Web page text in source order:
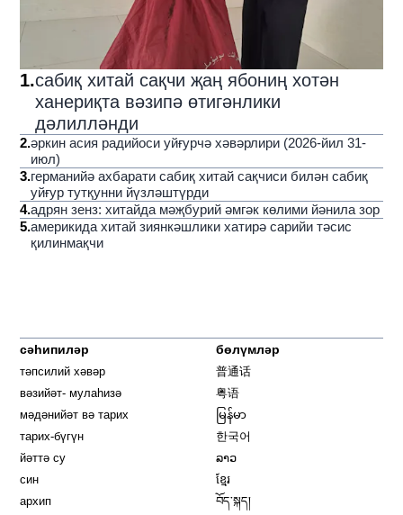
1.сабиқ хитай сақчи җаң ябониң хотән
ханериқта вәзипә өтигәнлики
дәлилләнди
2.әркин асия радийоси уйғурчә хәвәрлири (2026-йил 31-
июл)
3.германийә ахбарати сабиқ хитай сақчиси билән сабиқ
уйғур тутқунни йүзләштүрди
4.адрян зенз: хитайда мәҗбурий әмгәк көлими йәнила зор
5.америкида хитай зиянкәшлики хатирә сарийи тәсис
қилинмақчи
сәһипиләр
тәпсилий хәвәр
вәзийәт- мулаһизә
мәдәнийәт вә тарих
тарих-бүгүн
йәттә су
син
архип
бөлүмләр
普通话
粤语
မြန်မာ
한국어
ລາວ
ខ្មែរ
བོད་སྐད།